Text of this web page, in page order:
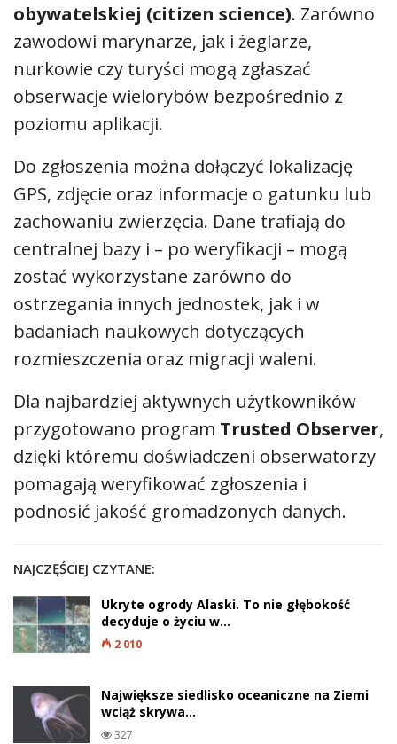
obywatelskiej (citizen science). Zarówno
zawodowi marynarze, jak i żeglarze,
nurkowie czy turyści mogą zgłaszać
obserwacje wielorybów bezpośrednio z
poziomu aplikacji.
Do zgłoszenia można dołączyć lokalizację
GPS, zdjęcie oraz informacje o gatunku lub
zachowaniu zwierzęcia. Dane trafiają do
centralnej bazy i – po weryfikacji – mogą
zostać wykorzystane zarówno do
ostrzegania innych jednostek, jak i w
badaniach naukowych dotyczących
rozmieszczenia oraz migracji waleni.
Dla najbardziej aktywnych użytkowników
przygotowano program Trusted Observer,
dzięki któremu doświadczeni obserwatorzy
pomagają weryfikować zgłoszenia i
podnosić jakość gromadzonych danych.
NAJCZĘŚCIEJ CZYTANE:
Ukryte ogrody Alaski. To nie głębokość
decyduje o życiu w…
2 010
Największe siedlisko oceaniczne na Ziemi
wciąż skrywa…
327